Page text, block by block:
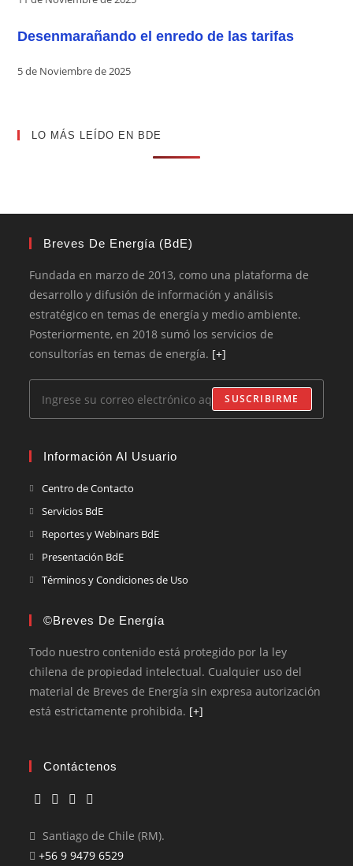
Desenmarañando el enredo de las tarifas
5 de Noviembre de 2025
LO MÁS LEÍDO EN BDE
Breves De Energía (BdE)
Fundada en marzo de 2013, como una plataforma de
desarrollo y difusión de información y análisis
estratégico en temas de energía y medio ambiente.
Posteriormente, en 2018 sumó los servicios de
consultorías en temas de energía. [+]
SUSCRIBIRME
Información Al Usuario
Centro de Contacto
Servicios BdE
Reportes y Webinars BdE
Presentación BdE
Términos y Condiciones de Uso
©Breves De Energía
Todo nuestro contenido está protegido por la ley
chilena de propiedad intelectual. Cualquier uso del
material de Breves de Energía sin expresa autorización
está estrictamente prohibida. [+]
Contáctenos
Santiago de Chile (RM).
+56 9 9479 6529